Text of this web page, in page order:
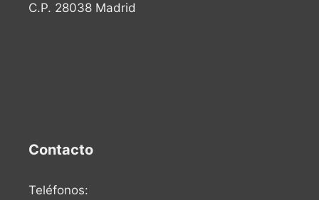
C.P. 28038 Madrid
Contacto
Teléfonos: